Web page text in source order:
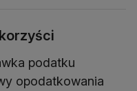
podatku
opodatkowania